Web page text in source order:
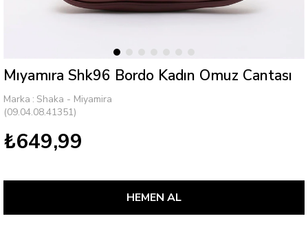
Mıyamıra Shk96 Bordo Kadın Omuz Cantası
Marka : Shaka - Miyamira
(09.04.08.41351)
₺649,99